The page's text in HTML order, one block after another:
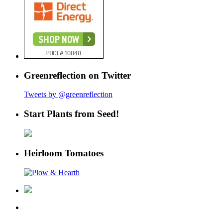
Greenreflection on Twitter
Tweets by @greenreflection
Start Plants from Seed!
Heirloom Tomatoes